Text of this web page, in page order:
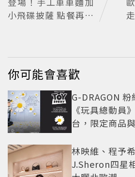
小飛碟披薩 點餐再送
你可能會喜歡
G-DRAGON
《玩具總動員
台，限定商品
林映維、程予
J.Sheron四星